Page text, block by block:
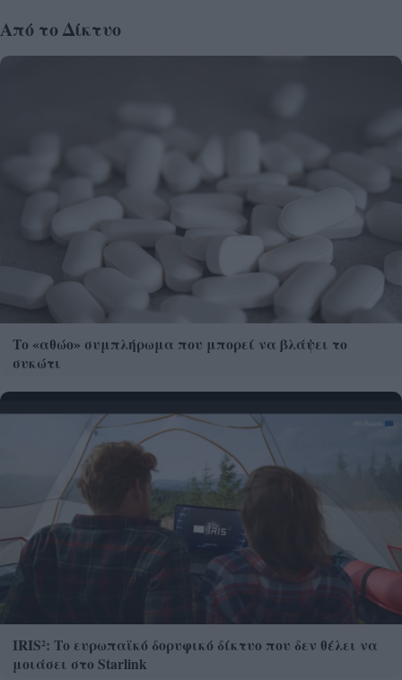
Από το Δίκτυο
Το «αθώο» συμπλήρωμα που μπορεί να βλάψει το
συκώτι
IRIS²: Το ευρωπαϊκό δορυφικό δίκτυο που δεν θέλει να
μοιάσει στο Starlink